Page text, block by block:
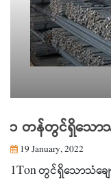
၁ တန်တွင်ရှိသောသံ
19 January, 2022
1Ton တွင်ရှိသောသံချ